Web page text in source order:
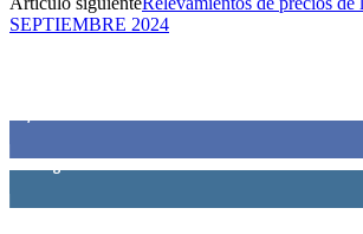
SEPTIEMBRE 2024
0 Seguidores